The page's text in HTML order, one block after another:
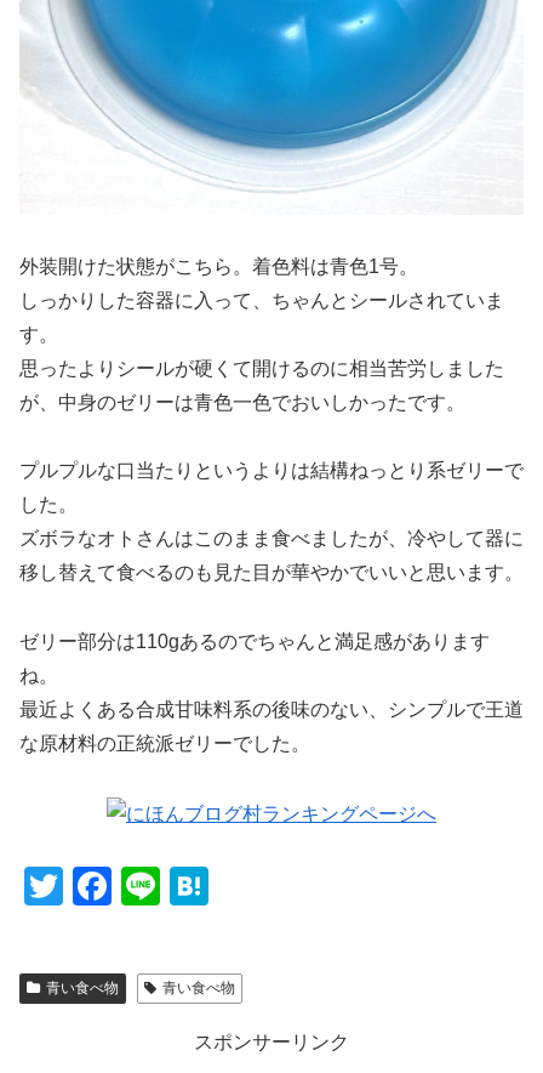
外装開けた状態がこちら。着色料は青色1号。
しっかりした容器に入って、ちゃんとシールされていま
す。
思ったよりシールが硬くて開けるのに相当苦労しました
が、中身のゼリーは青色一色でおいしかったです。
プルプルな口当たりというよりは結構ねっとり系ゼリーで
した。
ズボラなオトさんはこのまま食べましたが、冷やして器に
移し替えて食べるのも見た目が華やかでいいと思います。
ゼリー部分は110gあるのでちゃんと満足感があります
ね。
最近よくある合成甘味料系の後味のない、シンプルで王道
な原材料の正統派ゼリーでした。
T
tt
er
F
c
e
Li
e
e
n
a
青い食べ物 青い食べ物
スポンサーリンク